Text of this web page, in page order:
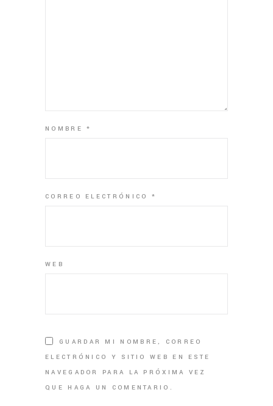
NOMBRE*
CORREO ELECTRÓNICO *
WEB
GUARDAR MI NOMBRE, CORREO
ELECTRÓNICO Y SITIO WEB EN ESTE
NAVEGADOR PARA LA PRÓXIMA VEZ
QUE HAGA UN COMENTARIO.